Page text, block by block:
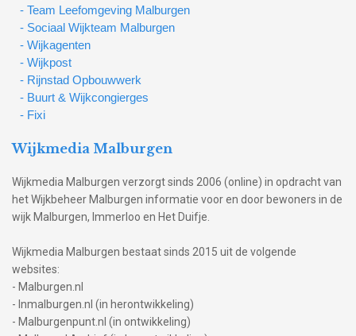
- Team Leefomgeving Malburgen
- Sociaal Wijkteam Malburgen
- Wijkagenten
- Wijkpost
- Rijnstad Opbouwwerk
- Buurt & Wijkcongierges
- Fixi
Wijkmedia Malburgen
Wijkmedia Malburgen verzorgt sinds 2006 (online) in opdracht van
het Wijkbeheer Malburgen informatie voor en door bewoners in de
wijk Malburgen, Immerloo en Het Duifje.
Wijkmedia Malburgen bestaat sinds 2015 uit de volgende
websites:
- Malburgen.nl
- Inmalburgen.nl (in herontwikkeling)
- Malburgenpunt.nl (in ontwikkeling)